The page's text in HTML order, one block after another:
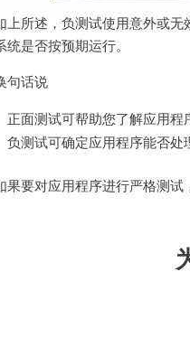
上所述，负测试使用意外或
统是否按预期运行。
句话说
正面测试可帮助您了解应用程
负测试可确定应用程序能否处
果要对应用程序进行严格测